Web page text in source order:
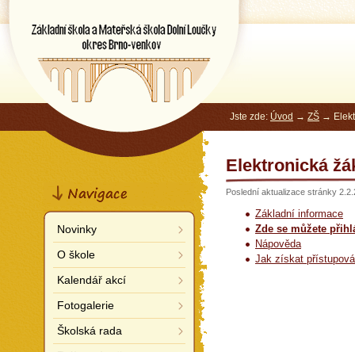
Dolní Loučky
okres Brno-venkov
Jste zde: Úvod → ZŠ →
Elektronická
Poslední aktualizace stránky
Základní informace
Zde se můžete
Nápověda
Jak získat
Navigace
Novinky
O škole
Kalendář akcí
Fotogalerie
Školská rada